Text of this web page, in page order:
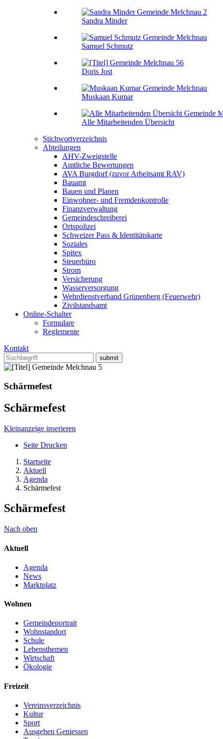
Sandra Minder
Samuel Schmutz
Doris Jost
Muskaan Kumar
Alle Mitarbeitenden Übersicht
Stichwortverzeichnis
Abteilungen
AHV-Zweigstelle
Amtliche Bewertungen
AVA Burgdorf (zuvor Arbeitsamt RAV)
Bauamt
Bauen und Planen
Einwohner- und Fremdenkontrolle
Finanzverwaltung
Gemeindeschreiberei
Ortspolizei
Schweizer Pass & Identitätskarte
Soziales
Spitex
Steuerbüro
Strom
Versicherung
Wasserversorgung
Wehrdienstverband Grünenberg (Feuerwehr)
Zivilstandsamt
Online-Schalter
Formulare
Reglemente
Kontakt
Schärmefest
Schärmefest
Kleinanzeige inserieren
Seite Drucken
Startseite
Aktuell
Agenda
Schärmefest
Schärmefest
Nach oben
Aktuell
Agenda
News
Marktplatz
Wohnen
Gemeindeportrait
Wohnstandort
Schule
Lebensthemen
Wirtschaft
Ökologie
Freizeit
Vereinsverzeichnis
Kultur
Sport
Ausgehen Geniessen